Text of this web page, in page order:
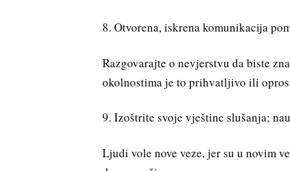
8. Otvorena, iskrena komunikacija
Razgovarajte o nevjerstvu da biste
okolnostima je to prihvatljivo ili
9. Izoštrite svoje vještine slušanja;
Ljudi vole nove veze, jer su u novim